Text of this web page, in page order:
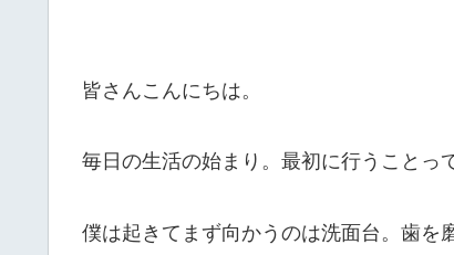
皆さんこんにちは。
毎日の生活の始まり。最初に行うことっ
僕は起きてまず向かうのは洗面台。歯を